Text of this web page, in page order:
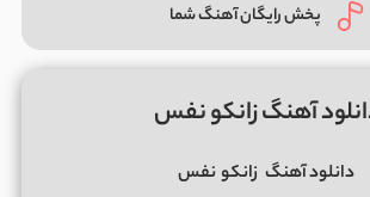
پخش رایگان آهنگ شما
آهنگ زانکو نفس
دانلود آهنگ زانکونفس